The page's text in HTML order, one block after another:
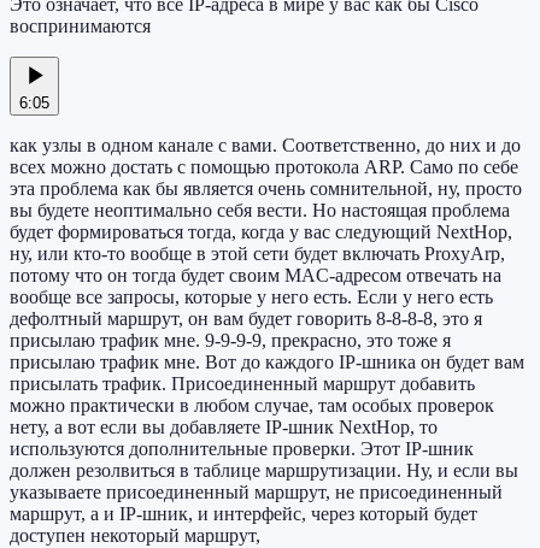
Это означает, что все IP-адреса в мире у вас как бы Cisco
воспринимаются
6:05
как узлы в одном канале с вами. Соответственно, до них и до
всех можно достать с помощью протокола ARP. Само по себе
эта проблема как бы является очень сомнительной, ну, просто
вы будете неоптимально себя вести. Но настоящая проблема
будет формироваться тогда, когда у вас следующий NextHop,
ну, или кто-то вообще в этой сети будет включать ProxyArp,
потому что он тогда будет своим MAC-адресом отвечать на
вообще все запросы, которые у него есть. Если у него есть
дефолтный маршрут, он вам будет говорить 8-8-8-8, это я
присылаю трафик мне. 9-9-9-9, прекрасно, это тоже я
присылаю трафик мне. Вот до каждого IP-шника он будет вам
присылать трафик. Присоединенный маршрут добавить
можно практически в любом случае, там особых проверок
нету, а вот если вы добавляете IP-шник NextHop, то
используются дополнительные проверки. Этот IP-шник
должен резолвиться в таблице маршрутизации. Ну, и если вы
указываете присоединенный маршрут, не присоединенный
маршрут, а и IP-шник, и интерфейс, через который будет
доступен некоторый маршрут,